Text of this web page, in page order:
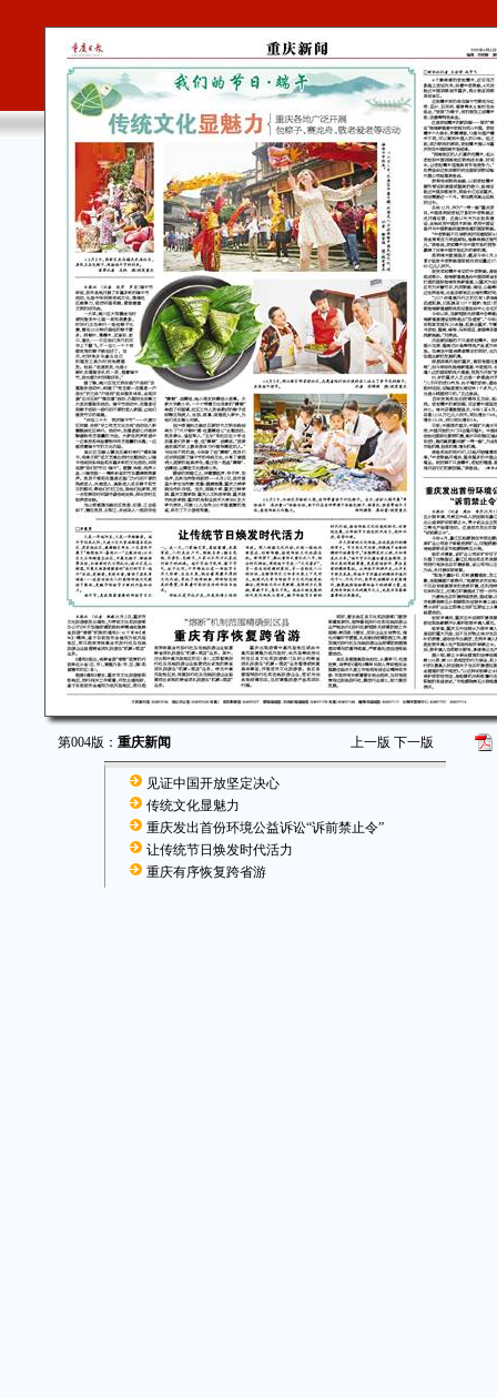
第004版： 重庆新闻 上一版 下一版
见证中国开放坚定决心
传统文化显魅力
重庆发出首份环境公益诉讼“诉前禁止令”
让传统节日焕发时代活力
重庆有序恢复跨省游